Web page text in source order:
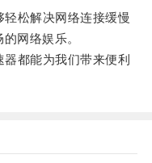
松解决网络连接缓慢
网络娱乐。
都能为我们带来便利